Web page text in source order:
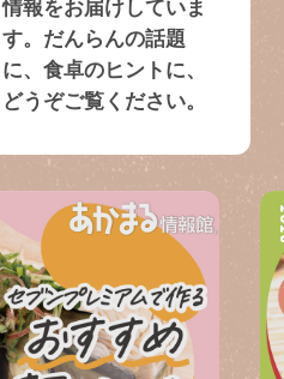
情報をお届けしていま
す。だんらんの話題
に、食卓のヒントに、
どうぞご覧ください。